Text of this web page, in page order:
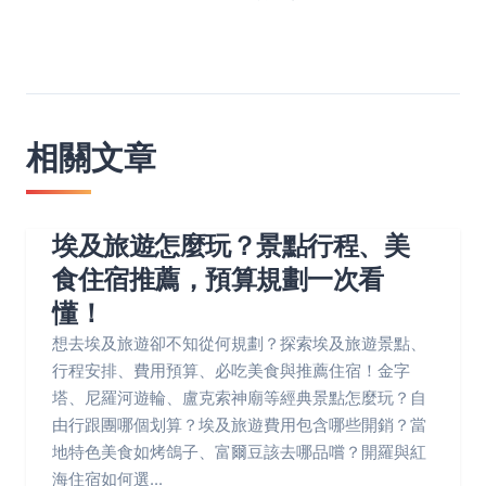
相關文章
埃及旅遊怎麼玩？景點行程、美
食住宿推薦，預算規劃一次看
懂！
想去埃及旅遊卻不知從何規劃？探索埃及旅遊景點、
行程安排、費用預算、必吃美食與推薦住宿！金字
塔、尼羅河遊輪、盧克索神廟等經典景點怎麼玩？自
由行跟團哪個划算？埃及旅遊費用包含哪些開銷？當
地特色美食如烤鴿子、富爾豆該去哪品嚐？開羅與紅
海住宿如何選...